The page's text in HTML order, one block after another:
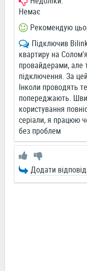
Немає
Рекомендую
Підключив
квартиру на
провайдерами, але
підключення. За
Інколи проводять
попереджають.
користування
серіали, я працюю
без проблем
Додати